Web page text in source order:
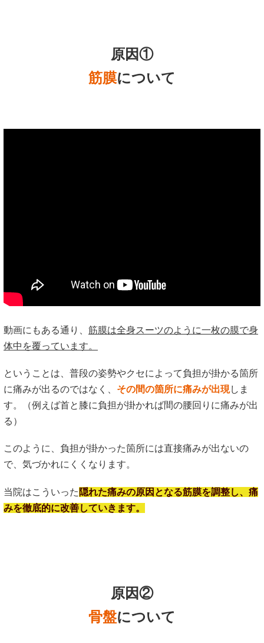
原因①
筋膜について
動画にもある通り、 筋膜は全身スーツのように一枚の膜で身
体中を覆っています。
ということは、普段の姿勢やクセによって負担が掛かる箇所
に痛みが出るのではなく、 その間の箇所に痛みが出現しま
す。（例えば首と膝に負担が掛かれば間の腰回りに痛みが出
る）
このように、負担が掛かった箇所には直接痛みが出ないの
で、気づかれにくくなります。
当院はこういった 隠れた痛みの原因となる筋膜を調整し、痛
みを徹底的に改善していきます。
原因②
骨盤について